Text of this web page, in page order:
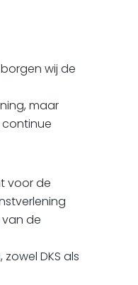
wij de
maar
voor de
de
DKS als